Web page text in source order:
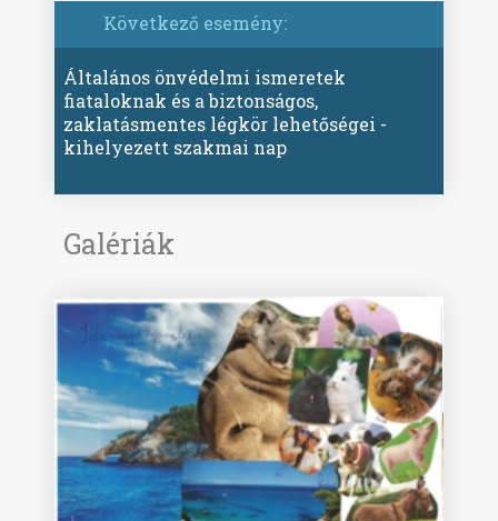
Következő esemény:
Általános önvédelmi ismeretek
fiataloknak és a biztonságos,
zaklatásmentes légkör lehetőségei -
kihelyezett szakmai nap
Galériák